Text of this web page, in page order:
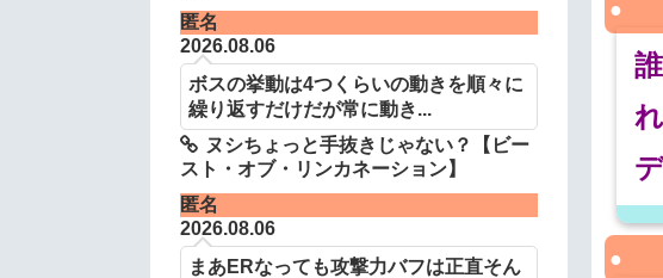
匿名
2026.08.06
ボスの挙動は4つくらいの動きを順々に
繰り返すだけだが常に動き...
ヌシちょっと手抜きじゃない？【ビー
スト・オブ・リンカネーション】
匿名
2026.08.06
まあERなっても攻撃力バフは正直そん